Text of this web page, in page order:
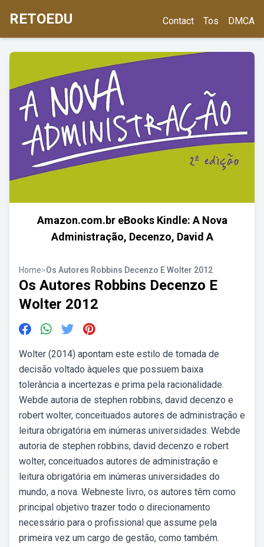
RETOEDU Contact Tos DMCA
Amazon.com.br eBooks Kindle: A Nova
Administração, Decenzo, David A
Home>Os Autores Robbins Decenzo E Wolter 2012
Os Autores Robbins Decenzo E
Wolter 2012
Wolter (2014) apontam este estilo de tomada de
decisão voltado àqueles que possuem baixa
tolerância a incertezas e prima pela racionalidade.
Webde autoria de stephen robbins, david decenzo e
robert wolter, conceituados autores de administração e
leitura obrigatória em inúmeras universidades. Webde
autoria de stephen robbins, david decenzo e robert
wolter, conceituados autores de administração e
leitura obrigatória em inúmeras universidades do
mundo, a nova. Webneste livro, os autores têm como
principal objetivo trazer todo o direcionamento
necessário para o profissional que assume pela
primeira vez um cargo de gestão, como também.